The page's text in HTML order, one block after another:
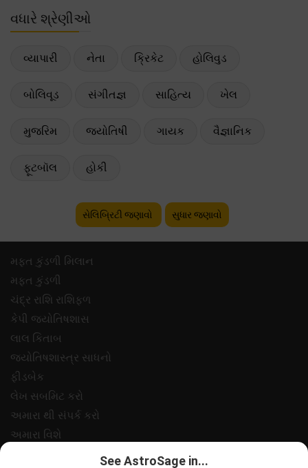
વધારે શ્રેણીઓ
વ્યાપારી નેતા ક્રિકેટ હોલિવુડ
બોલિવૂડ સંગીતજ્ઞ સાહિત્ય ખેલ
મુજરિમ જ્યોતિષી ગાયક વૈજ્ઞાનિક
ફૂટબૉલ હોકી
સેલિબ્રિટી જણાવો સુધાર જણાવો
મફ્ત કુંડળી મિલાન
મફ્ત કુંડળી
ચંદ્ર રાશિ રાશિફળ
કેપી જ્યોતિષશાસ
લાલ કિતાબ
જ્યોતિષશાસ્ત્ર સાધનો
ફીડબેક
લેખ સબમિટ કરો
અમારા થી સંપર્ક કરો
અમારા વિશે
See AstroSage in...